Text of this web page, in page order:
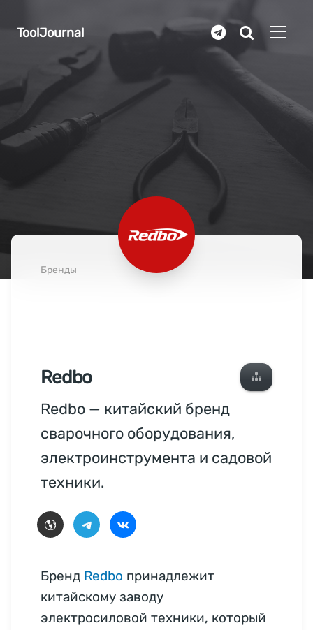
ToolJournal
Бренды
Redbo
Redbo — китайский бренд
сварочного оборудования,
электроинструмента и садовой
техники.
Бренд Redbo принадлежит
китайскому заводу
электросиловой техники, который